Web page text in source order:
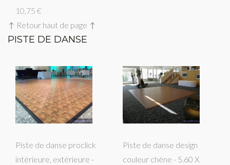
10,75 €
↑ Retour haut de page ↑
PISTE DE DANSE
Piste de danse proclick
intérieure, extérieure -
Piste de danse design
couleur chène - 5.60 X